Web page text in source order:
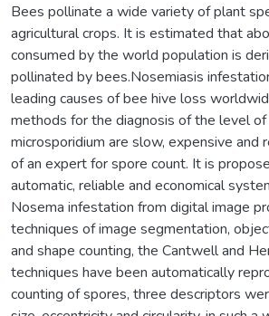
Bees pollinate a wide variety of plant
agricultural crops. It is estimated that
consumed by the world population is
pollinated by bees.Nosemiasis
leading causes of bee hive loss
methods for the diagnosis of the level
microsporidium are slow, expensive and
of an expert for spore count. It is
automatic, reliable and economical
Nosema infestation from digital image
techniques of image segmentation,
and shape counting, the Cantwell and
techniques have been automatically
counting of spores, three descriptors